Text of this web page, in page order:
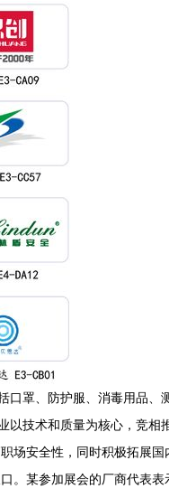
罩、防护服、消毒用品、
技术和质量为核心，竞相
场安全性，同时积极拓展
。某参加展会的厂商代表